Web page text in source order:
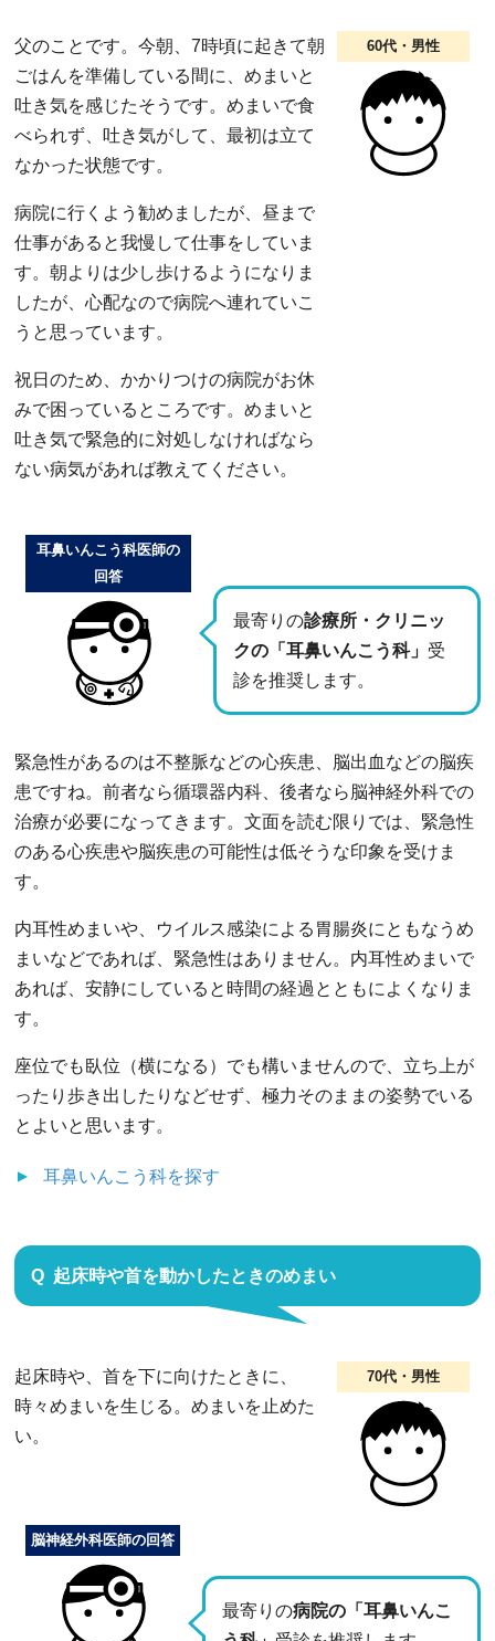
60代・男性
父のことです。今朝、7時頃に起きて朝
ごはんを準備している間に、めまいと
吐き気を感じたそうです。めまいで食
べられず、吐き気がして、最初は立て
なかった状態です。
病院に行くよう勧めましたが、昼まで
仕事があると我慢して仕事をしていま
す。朝よりは少し歩けるようになりま
したが、心配なので病院へ連れていこ
うと思っています。
祝日のため、かかりつけの病院がお休
みで困っているところです。めまいと
吐き気で緊急的に対処しなければなら
ない病気があれば教えてください。
最寄りの診療所・クリニッ
クの「耳鼻いんこう科」 受
診を推奨します。
耳鼻いんこう科医師の
回答
緊急性があるのは不整脈などの心疾患、脳出血などの脳疾
患ですね。前者なら循環器内科、後者なら脳神経外科での
治療が必要になってきます。文面を読む限りでは、緊急性
のある心疾患や脳疾患の可能性は低そうな印象を受けま
す。
内耳性めまいや、ウイルス感染による胃腸炎にともなうめ
まいなどであれば、緊急性はありません。内耳性めまいで
あれば、安静にしていると時間の経過とともによくなりま
す。
座位でも臥位（横になる）でも構いませんので、立ち上が
ったり歩き出したりなどせず、極力そのままの姿勢でいる
とよいと思います。
耳鼻いんこう科を探す
起床時や首を動かしたときのめまい
70代・男性
起床時や、首を下に向けたときに、
時々めまいを生じる。めまいを止めた
い。
最寄りの病院の「耳鼻いんこ
脳神経外科医師の回答